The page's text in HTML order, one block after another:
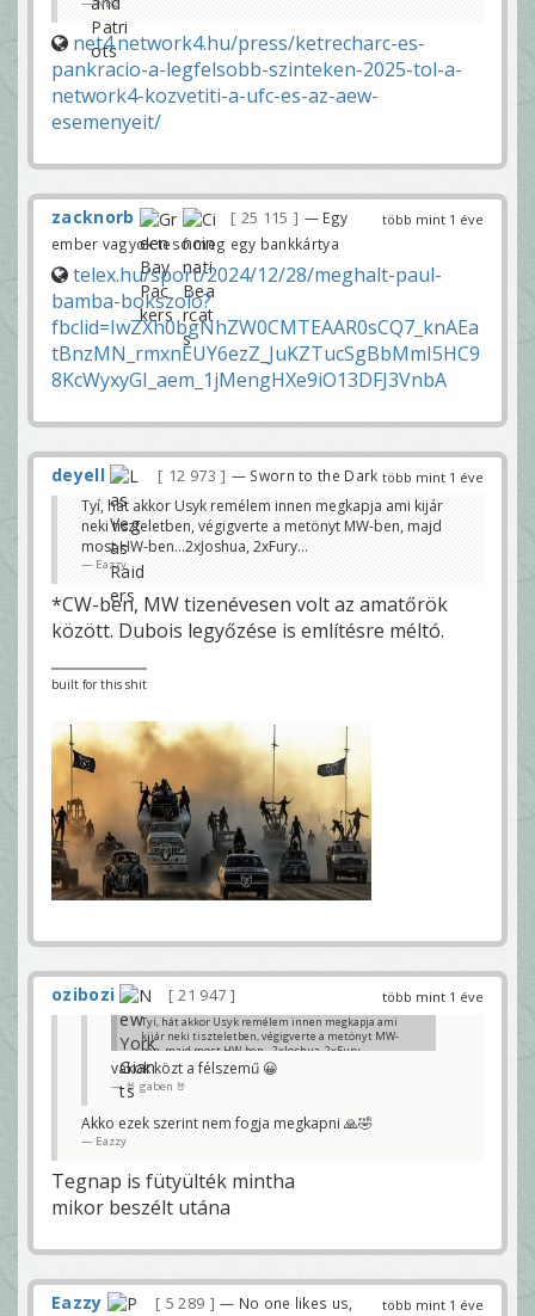
NB2
net4.network4.hu/press/ketrecharc-es-
pankracio-a-legfelsobb-szinteken-2025-tol-a-
network4-kozvetiti-a-ufc-es-az-aew-
esemenyeit/
több mint 1 éve
zacknorb 25 115
— Egy
ember vagyok tesó meg egy bankkártya
telex.hu/sport/2024/12/28/meghalt-paul-
bamba-bokszolo?
fbclid=IwZXh0bgNhZW0CMTEAAR0sCQ7_knAEa
tBnzMN_rmxnEUY6ezZ_JuKZTucSgBbMmI5HC9
8KcWyxyGI_aem_1jMengHXe9iO13DFJ3VnbA
több mint 1 éve
deyell 12 973 — Sworn to the Dark
Tyí, hát akkor Usyk remélem innen megkapja ami kijár
neki tiszteletben, végigverte a metönyt MW-ben, majd
most HW-ben…2xJoshua, 2xFury…
Eazzy
*CW-ben, MW tizenévesen volt az amatőrök
között. Dubois legyőzése is említésre méltó.
built for this shit
több mint 1 éve
ozibozi 21 947
Tyí, hát akkor Usyk remélem innen megkapja ami
kijár neki tiszteletben, végigverte a metönyt MW-
ben, majd most HW-ben…2xJoshua, 2xFury…
Eazzy
vakok közt a félszemű 😀
🤘 gaben 🤘
Akko ezek szerint nem fogja megkapni 🙏🤣
Eazzy
Tegnap is fütyülték mintha
mikor beszélt utána
több mint 1 éve
Eazzy 5 289
— No one likes us,